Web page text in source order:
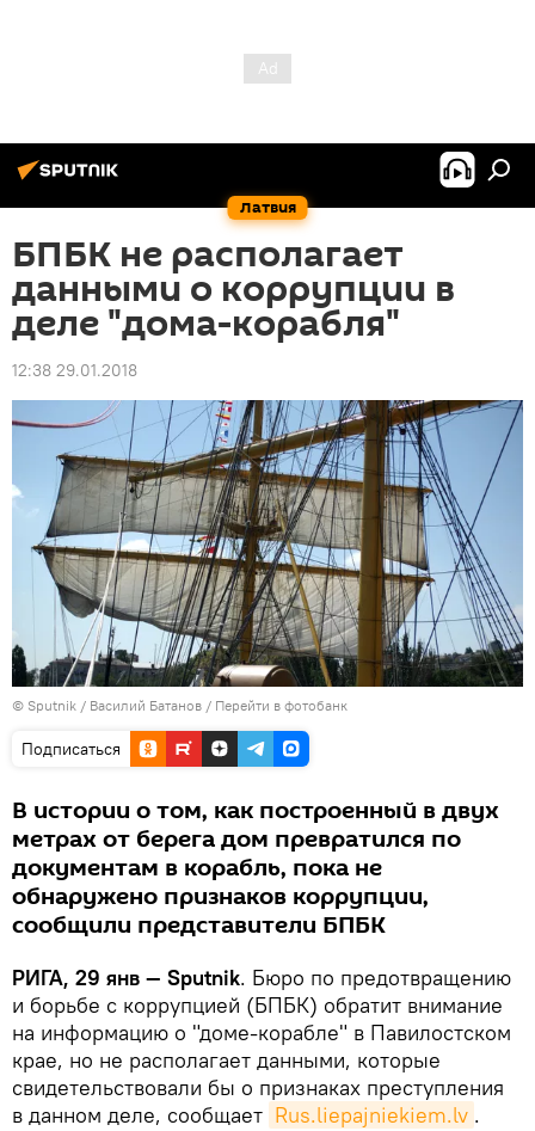
Латвия
БПБК не располагает
данными о коррупции в
деле "дома-корабля"
12:38 29.01.2018
© Sputnik / Василий Батанов / Перейти в фотобанк
Подписаться
В истории о том, как построенный в двух
метрах от берега дом превратился по
документам в корабль, пока не
обнаружено признаков коррупции,
сообщили представители БПБК
РИГА, 29 янв — Sputnik. Бюро по предотвращению
и борьбе с коррупцией (БПБК) обратит внимание
на информацию о "доме-корабле" в Павилостском
крае, но не располагает данными, которые
свидетельствовали бы о признаках преступления
в данном деле, сообщает Rus.liepajniekiem.lv .